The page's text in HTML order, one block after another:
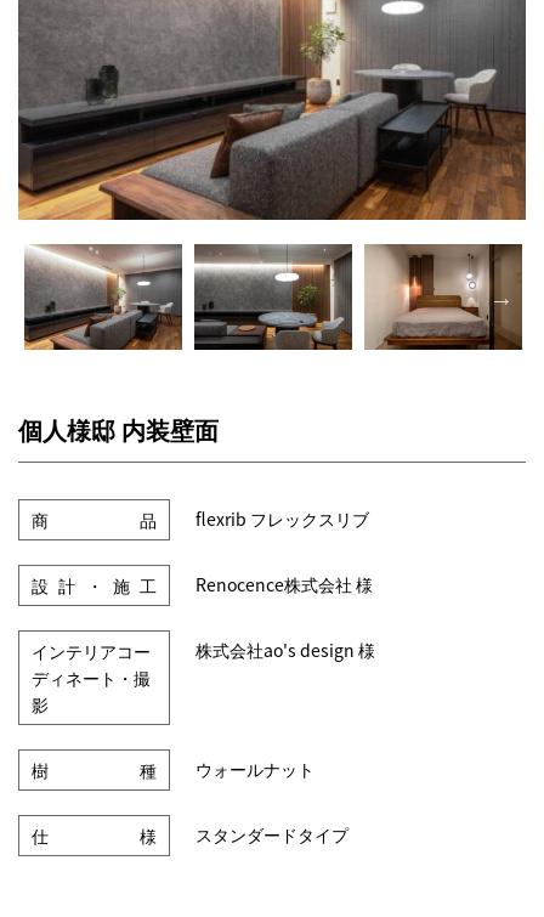
個人様邸 内装壁面
商品 flexrib フレックスリブ
設計・施工 Renocence株式会社 様
インテリアコー
ディネート・撮
影
株式会社ao's design 様
樹種 ウォールナット
仕様 スタンダードタイプ